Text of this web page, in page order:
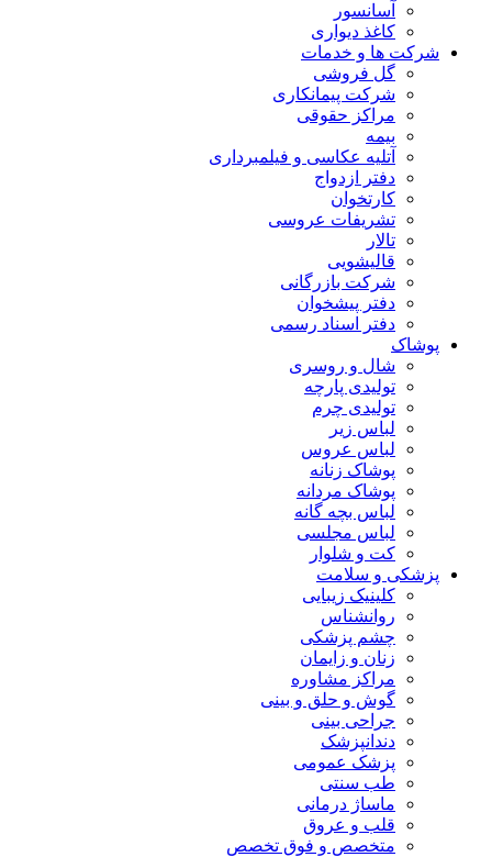
آسانسور
کاغذ دیواری
شرکت ها و خدمات
گل فروشی
شرکت پیمانکاری
مراکز حقوقی
بیمه
آتلیه عکاسی و فیلمبرداری
دفتر ازدواج
کارتخوان
تشریفات عروسی
تالار
قالیشویی
شرکت بازرگانی
دفتر پیشخوان
دفتر اسناد رسمی
پوشاک
شال و روسری
تولیدی پارچه
تولیدی چرم
لباس زیر
لباس عروس
پوشاک زنانه
پوشاک مردانه
لباس بچه گانه
لباس مجلسی
کت و شلوار
پزشکی و سلامت
کلینیک زیبایی
روانشناس
چشم پزشکی
زنان و زایمان
مراکز مشاوره
گوش و حلق و بینی
جراحی بینی
دندانپزشک
پزشک عمومی
طب سنتی
ماساژ درمانی
قلب و عروق
متخصص و فوق تخصص